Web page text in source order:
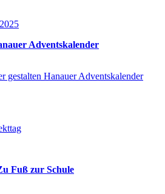
Adventskalender
gestalten Hanauer Adventskalender
Fuß zur Schule